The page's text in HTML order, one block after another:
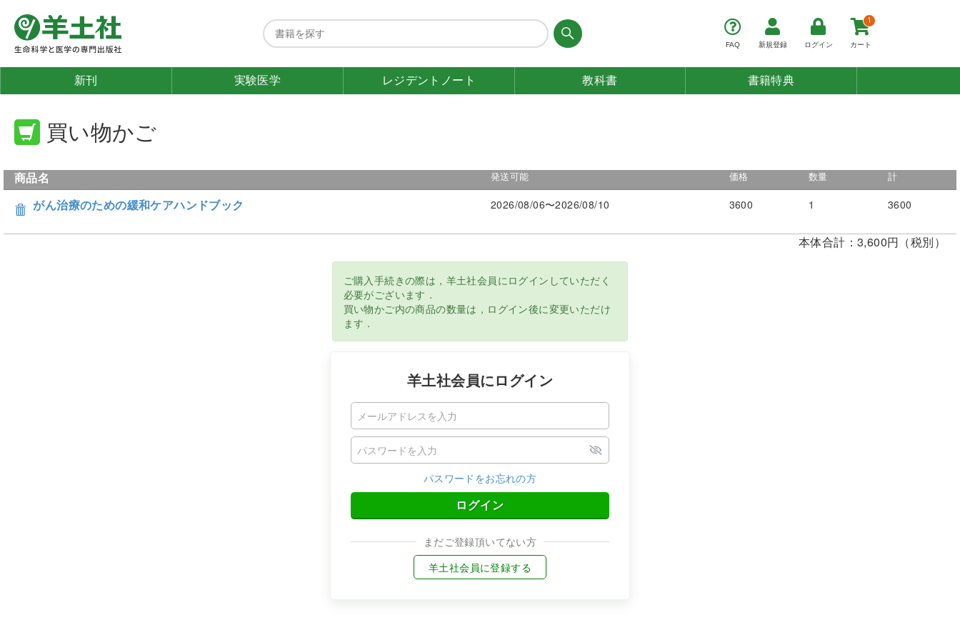
FAQ 新規登録 ログイン カート
1
新刊 実験医学 レジデント ノート 教科書 書籍特典
買い物かご
商品名 発送可能 価格 数量 計
がん治療のための緩和ケアハンドブック 2026/08/06〜2026/08/10 3600 1 3600
本体合計：3,600円（税別）
ご購入手続きの際は，羊土社会員にログインしていただく
必要がございます．
買い物かご内の商品の数量は，ログイン後に変更いただけ
ます．
羊土社会員にログイン
パスワードをお忘れの方
ログイン
まだご登録頂いてない方
羊土社会員に登録する